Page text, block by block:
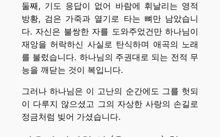
둘째, 기도 응답이 없어 바람에 휘날리는 영적
방황, 검은 가죽과 열기로 타는 뼈만 남았습니
다. 자신은 불쌍한 자를 도와주었건만 하나님이
재앙을 허락하신 사실로 탄식하며 애곡의 노래
를 불렀습니다. 하나님의 주권대로 되는 전적 무
능을 깨닫는 것이 복입니다.
그러나 하나님은 이 고난의 순간에도 그를 헛되
이 다루지 않으셨고 그의 자상한 사랑의 손길로
정금처럼 빚어 가셨습니다.